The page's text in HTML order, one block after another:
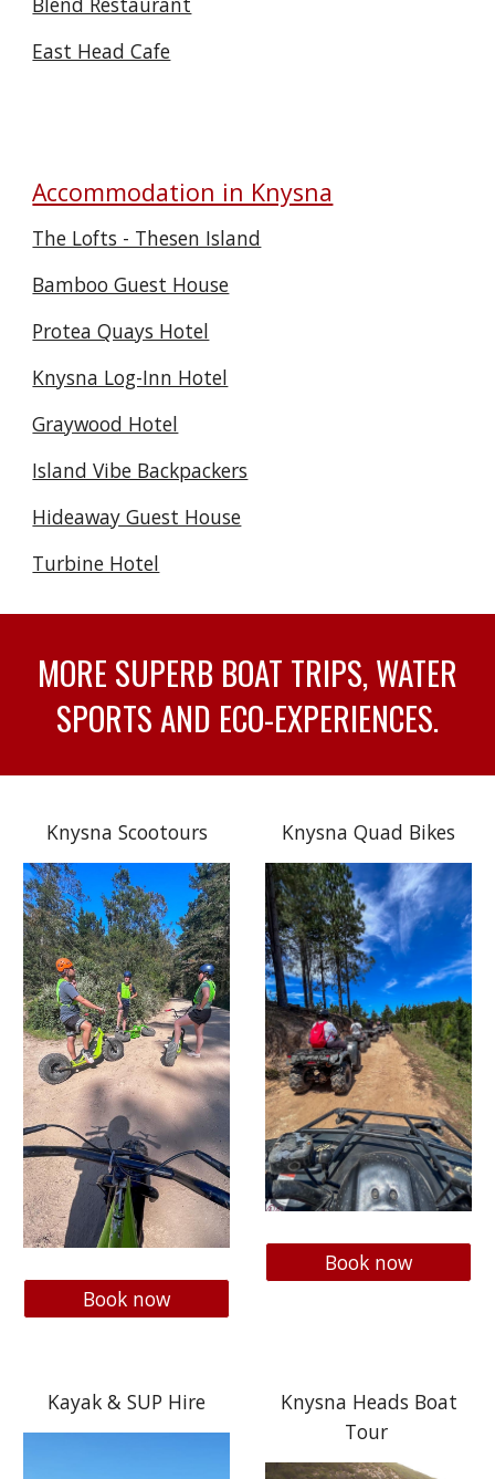
East Head Cafe
Accommodation in Knysna
The Lofts - Thesen Island
Bamboo Guest House
Protea Quays Hotel
Knysna Log-Inn Hotel
Graywood Hotel
Island Vibe Backpackers
Hideaway Guest House
Turbine Hotel
MORE SUPERB BOAT TRIPS, WATER
SPORTS AND ECO-EXPERIENCES.
Knysna Scootours
Book now
Knysna Quad Bikes
Book now
Kayak & SUP Hire
Knysna Heads Boat
Tour